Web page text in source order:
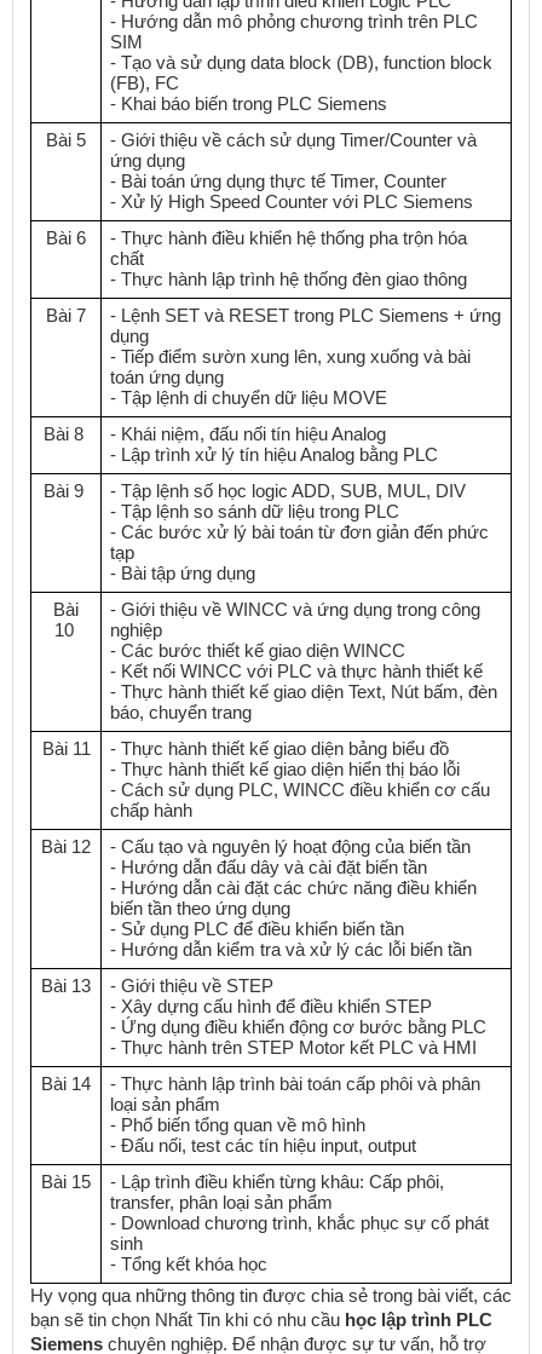
- Hướng dẫn mô phỏng chương trình trên PLC
SIM
- Tạo và sử dụng data block (DB), function block
(FB), FC
- Khai báo biến trong PLC Siemens
Bài 5
- Giới thiệu về cách sử dụng Timer/Counter và
ứng dụng
- Bài toán ứng dụng thực tế Timer, Counter
- Xử lý High Speed Counter với PLC Siemens
Bài 6
- Thực hành điều khiển hệ thống pha trộn hóa
chất
- Thực hành lập trình hệ thống đèn giao thông
Bài 7
- Lệnh SET và RESET trong PLC Siemens + ứng
dụng
- Tiếp điểm sườn xung lên, xung xuống và bài
toán ứng dụng
- Tập lệnh di chuyển dữ liệu MOVE
Bài 8
- Khái niệm, đấu nối tín hiệu Analog
- Lập trình xử lý tín hiệu Analog bằng PLC
Bài 9
- Tập lệnh số học logic ADD, SUB, MUL, DIV
- Tập lệnh so sánh dữ liệu trong PLC
- Các bước xử lý bài toán từ đơn giản đến phức
tạp
- Bài tập ứng dụng
Bài
10
- Giới thiệu về WINCC và ứng dụng trong công
nghiệp
- Các bước thiết kế giao diện WINCC
- Kết nối WINCC với PLC và thực hành thiết kế
- Thực hành thiết kế giao diện Text, Nút bấm, đèn
báo, chuyển trang
Bài 11
- Thực hành thiết kế giao diện bảng biểu đồ
- Thực hành thiết kế giao diện hiển thị báo lỗi
- Cách sử dụng PLC, WINCC điều khiển cơ cấu
chấp hành
Bài 12
- Cấu tạo và nguyên lý hoạt động của biến tần
- Hướng dẫn đấu dây và cài đặt biến tần
- Hướng dẫn cài đặt các chức năng điều khiển
biến tần theo ứng dụng
- Sử dụng PLC để điều khiển biến tần
- Hướng dẫn kiểm tra và xử lý các lỗi biến tần
Bài 13
- Giới thiệu về STEP
- Xây dựng cấu hình để điều khiển STEP
- Ứng dụng điều khiển động cơ bước bằng PLC
- Thực hành trên STEP Motor kết PLC và HMI
Bài 14
- Thực hành lập trình bài toán cấp phôi và phân
loại sản phẩm
- Phổ biến tổng quan về mô hình
- Đấu nối, test các tín hiệu input, output
Bài 15
- Lập trình điều khiển từng khâu: Cấp phôi,
transfer, phân loại sản phẩm
- Download chương trình, khắc phục sự cố phát
sinh
- Tổng kết khóa học
Hy vọng qua những thông tin được chia sẻ trong bài viết, các
bạn sẽ tin chọn Nhất Tin khi có nhu cầu học lập trình PLC
Siemens chuyên nghiệp. Để nhận được sự tư vấn, hỗ trợ